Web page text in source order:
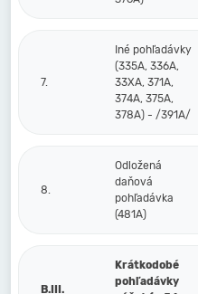
7.
Iné pohľadávky
(335A, 336A,
33XA, 371A,
374A, 375A,
378A) - /391A/
8.
Odložená
daňová
pohľadávka
(481A)
B.III.
Krátkodobé
pohľadávky